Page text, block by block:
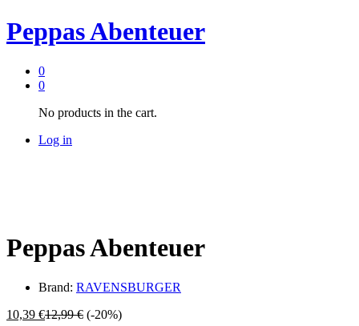
Peppas Abenteuer
0
0
No products in the cart.
Log in
Peppas Abenteuer
Brand: RAVENSBURGER
10,39 €12,99€ (-20%)